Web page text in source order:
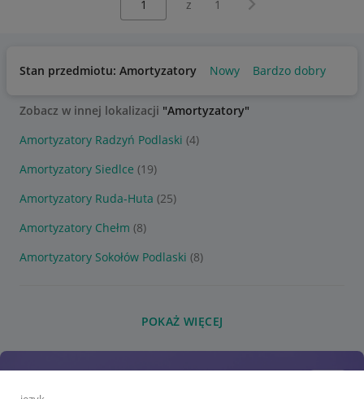
z 1
Stan przedmiotu: Amortyzatory Nowy Bardzo dobry
Zobacz w innej lokalizacji "Amortyzatory"
Amortyzatory Radzyń Podlaski (4)
Amortyzatory Siedlce (19)
Amortyzatory Ruda-Huta (25)
Amortyzatory Chełm (8)
Amortyzatory Sokołów Podlaski (8)
POKAŻ WIĘCEJ